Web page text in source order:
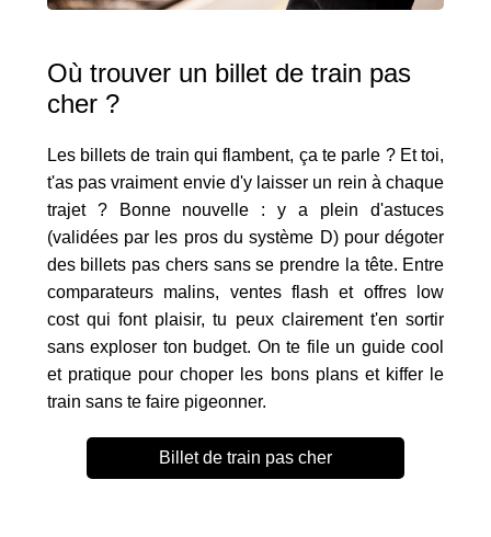
Où trouver un billet de train pas
cher ?
Les billets de train qui flambent, ça te parle ? Et toi,
t'as pas vraiment envie d'y laisser un rein à chaque
trajet ? Bonne nouvelle : y a plein d'astuces
(validées par les pros du système D) pour dégoter
des billets pas chers sans se prendre la tête. Entre
comparateurs malins, ventes flash et offres low
cost qui font plaisir, tu peux clairement t'en sortir
sans exploser ton budget. On te file un guide cool
et pratique pour choper les bons plans et kiffer le
train sans te faire pigeonner.
Billet de train pas cher